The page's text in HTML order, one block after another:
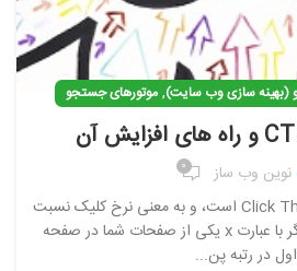
(بهینه سازی وب سایت),موتورهای جستجو
نوین وب ساز 0
CTR مخفف Click Through Rate است، و به معنی نرخ کلیک نسبت
به رتبه است. برای مثال اگر با عبارت x یکی از صفحات شما در صفحه
اول در رتبه پن...